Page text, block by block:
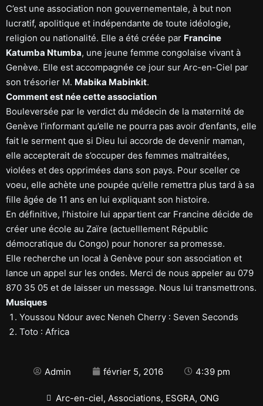
C’est une association non gouvernementale, à but non
lucratif, apolitique et indépendante de toute idéologie,
religion ou nationalité. Elle a été créée par Francine
Katumba Ntumba, une jeune femme congolaise vivant à
Genève. Elle est accompagnée ce jour sur Arc-en-Ciel par
son trésorier M. Mabika Mabinkit.
Comment est née cette association
Bouleversée par le verdict du médecin de la maternité de
Genève l’informant qu’elle ne pourra pas avoir d’enfants, elle
fait le serment que si Dieu lui accorde de devenir maman,
elle accepterait de s’occuper des femmes maltraitées,
violées et des opprimées dans son pays. Pour sceller ce
voeu, elle achète une poupée qu’elle remettra plus tard à sa
fille âgée de 11 ans en lui expliquant son histoire.
En définitive, l’histoire lui appartient car Francine décide de
créer une école au Zaïre (actuelllement Républic
démocratique du Congo) pour honorer sa promesse.
Elle recherche un local à Genève pour son association et
lance un appel sur les ondes. Merci de nous appeler au 079
870 35 05 et de laisser un message. Nous lui transmettrons.
Musiques
Youssou Ndour avec Neneh Cherry : Seven Seconds
Toto : Africa
Admin février 5, 2016 4:39 pm
Arc-en-ciel, Associations, ESGRA, ONG